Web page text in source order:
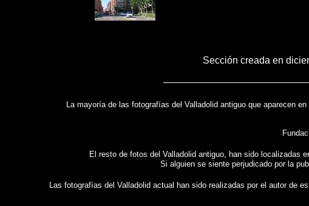
Sección creada en
La mayoría de las fotografías del Valladolid antiguo que aparecen
El resto de fotos del Valladolid antiguo, han sido localizadas
Si alguien se siente perjudicado por la
Las fotografías del Valladolid actual han sido realizadas por el autor de